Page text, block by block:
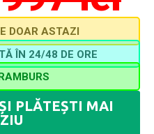
DOAR ASTAZI
ÎN 24/48 DE ORE
PLĂTEȘTI MAI